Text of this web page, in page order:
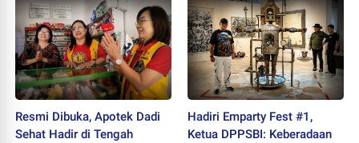
Resmi Dibuka, Apotek Dadi
Sehat Hadir di Tengah
Hadiri Emparty Fest #1,
Ketua DPPSBI: Keberadaan